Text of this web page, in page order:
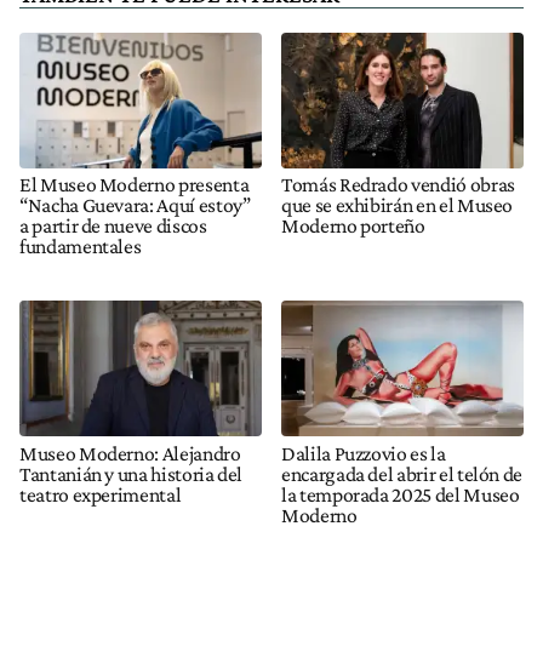
El Museo Moderno presenta
“Nacha Guevara: Aquí estoy”
a partir de nueve discos
fundamentales
Tomás Redrado vendió obras
que se exhibirán en el Museo
Moderno porteño
Museo Moderno: Alejandro
Tantanián y una historia del
teatro experimental
Dalila Puzzovio es la
encargada del abrir el telón de
la temporada 2025 del Museo
Moderno